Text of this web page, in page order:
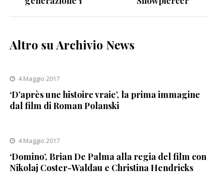
Altro su Archivio News
4 Maggio 2017
‘D’après une histoire vraie’, la prima immagine
dal film di Roman Polanski
4 Maggio 2017
‘Domino’, Brian De Palma alla regia del film con
Nikolaj Coster-Waldau e Christina Hendricks